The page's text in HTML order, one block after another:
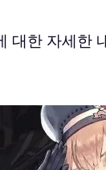
대한 자세한